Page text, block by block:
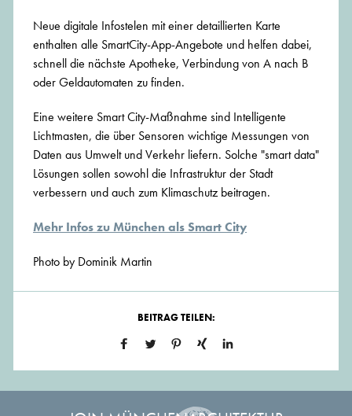
Neue digitale Infostelen mit einer detaillierten Karte
enthalten alle SmartCity-App-Angebote und helfen dabei,
schnell die nächste Apotheke, Verbindung von A nach B
oder Geldautomaten zu finden.
Eine weitere Smart City-Maßnahme sind Intelligente
Lichtmasten, die über Sensoren wichtige Messungen von
Daten aus Umwelt und Verkehr liefern. Solche "smart data"
Lösungen sollen sowohl die Infrastruktur der Stadt
verbessern und auch zum Klimaschutz beitragen.
Mehr Infos zu München als Smart City
Photo by Dominik Martin
BEITRAG TEILEN: